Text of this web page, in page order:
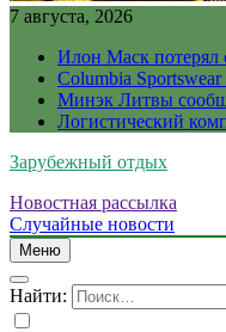
7 августа, 2026
Илон Маск потерял
Columbia
Минэк Литвы
Логистический
Зарубежный отдых
Новостная рассылка
Случайные новости
Меню
Найти: